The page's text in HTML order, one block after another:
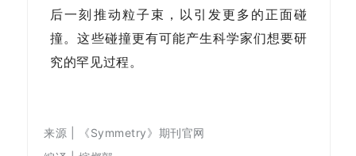
后一刻推动粒子束，以引发更多的正面碰
撞。这些碰撞更有可能产生科学家们想要研
究的罕见过程。
来源 | 《Symmetry》期刊官网